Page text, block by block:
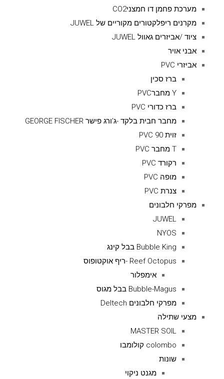
מערכת פחמן דו חמצניCO2
מקרנים ריפלקטורים מקוריים של JUWEL
ציוד /אביזרים גאוול JUWEL
אבני אויר
אביזרי PVC
ברז סכין
Y מחברPVC
ברז כדורי PVC
מחבר חבית בלקד -ג'ורג פישר GEORGE FISCHER
זוית 90 PVC
T מחבר PVC
רקורד PVC
מופה PVC
צנרת PVC
מפרקי חלבונים
JUWEL
NYOS
Bubble King בבל קינג
Reef Octopus -ריף אוקטופוס
אימפלור
Bubble-Magus בבל מגוס
מפרקי חלבונים Deltech
מצעי שתילה
MASTER SOIL
colombo קולומבו
שונות
מגנט ניקוי